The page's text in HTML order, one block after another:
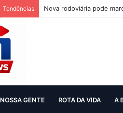
Tendências Nova rodoviária pode
NOSSA GENTE ROTA DA VIDA A